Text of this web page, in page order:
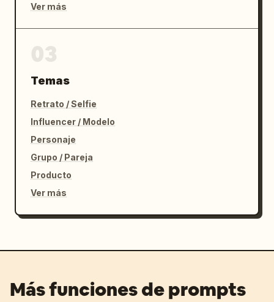
Ver más
Temas
Retrato / Selfie
Influencer / Modelo
Personaje
Grupo / Pareja
Producto
Ver más
Más funciones de prompts